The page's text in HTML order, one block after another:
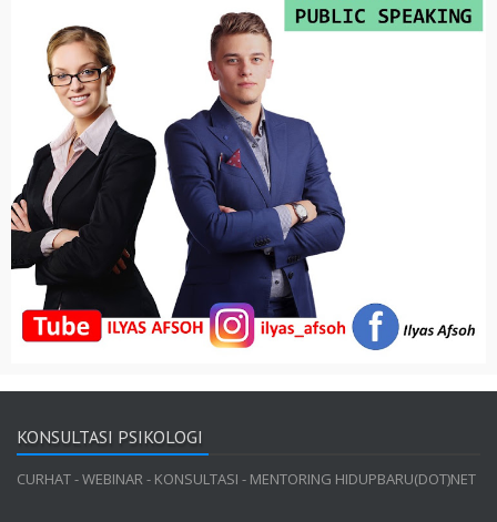
KONSULTASI PSIKOLOGI
CURHAT - WEBINAR - KONSULTASI - MENTORING HIDUPBARU(DOT)NET